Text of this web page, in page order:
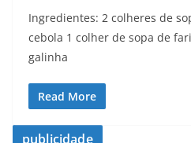
Ingredientes: 2 colheres de
cebola 1 colher de sopa de
galinha
Read More
publicidade